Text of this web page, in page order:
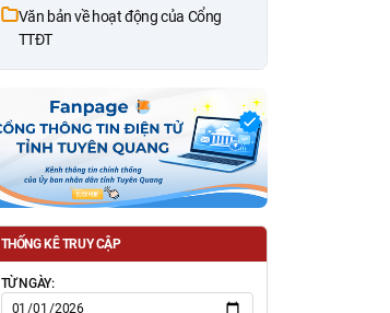
Văn bản về hoạt động của Cổng
TTĐT
THỐNG KÊ TRUY CẬP
TỪ NGÀY: